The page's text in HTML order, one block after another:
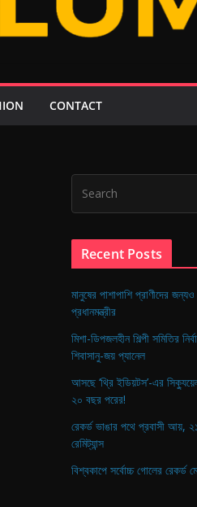
CONTACT
Recent Posts
মানুষের পাশাপাশি প্রাণীদের
প্রধানমন্ত্রীর
মিশা-ডিপজলহীন শিল্পী সমিতির
শিবাসানু-জয় প্যানেল
আসছে ‘থ্রি ইডিয়টস’-এর
২০ বছর পরের!
রেকর্ড ভাঙার পথে প্রবাসী আয়,
রেমিট্যান্স
বিশ্বকাপে সর্বোচ্চ গোলের রেকর্ড